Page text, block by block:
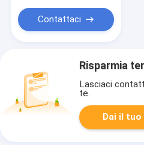
Contattaci
Risparmia
Lasciaci
te.
Dai il